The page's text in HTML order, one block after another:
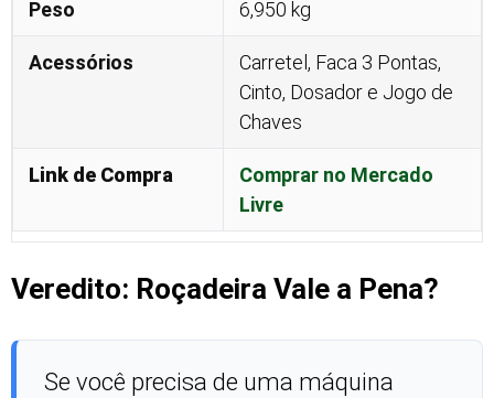
Peso 6,950 kg
Acessórios
Carretel, Faca 3 Pontas,
Cinto, Dosador e Jogo de
Chaves
Link de Compra
Comprar no Mercado
Livre
Veredito: Roçadeira Vale a Pena?
Se você precisa de uma máquina